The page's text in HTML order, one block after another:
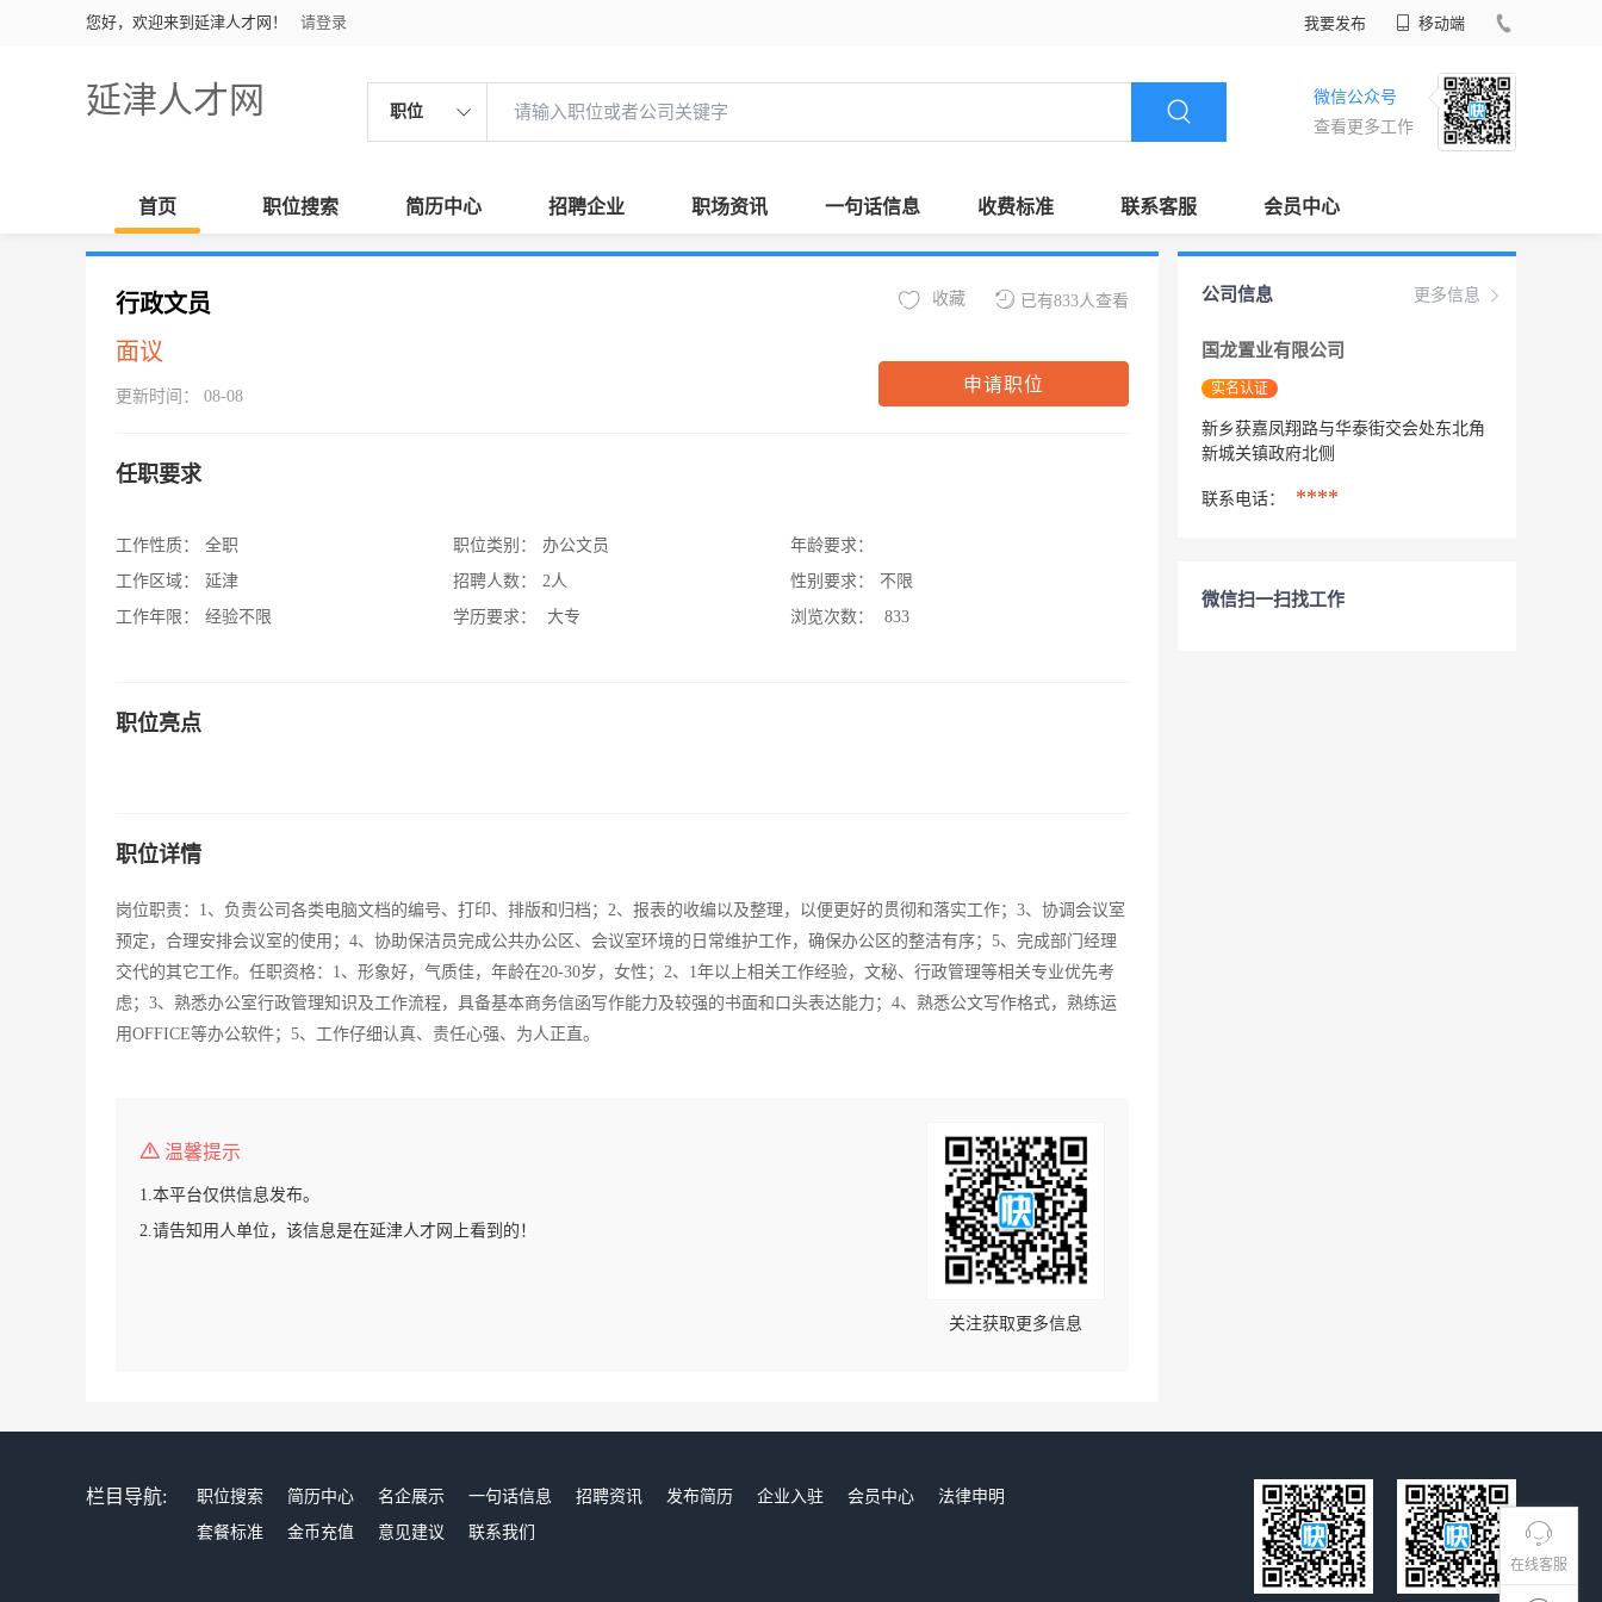
您好，欢迎来到延津人才网！ 请登录 我要发布 移动端
延津人才网 职位
微信公众号
查看更多工作
首页 职位搜索 简历中心 招聘企业 职场资讯 一句话信息 收费标准 联系客服 会员中心
在线客服
行政文员
面议
更新时间： 08-08
已有833人查看
收藏
申请职位
任职要求
工作性质：
全职
工作区域：
延津
工作年限：
经验不限
职位类别：
办公文员
招聘人数：
2人
学历要求：
大专
年龄要求：
性别要求：
不限
浏览次数：
833
职位亮点
职位详情
岗位职责：1、负责公司各类电脑文档的编号、打印、排版和归档；2、报表的收编以及整理，以便更好的贯彻和落实工作；3、协调会议室
预定，合理安排会议室的使用；4、协助保洁员完成公共办公区、会议室环境的日常维护工作，确保办公区的整洁有序；5、完成部门经理
交代的其它工作。任职资格：1、形象好，气质佳，年龄在20-30岁，女性；2、1年以上相关工作经验，文秘、行政管理等相关专业优先考
虑；3、熟悉办公室行政管理知识及工作流程，具备基本商务信函写作能力及较强的书面和口头表达能力；4、熟悉公文写作格式，熟练运
用OFFICE等办公软件；5、工作仔细认真、责任心强、为人正直。
温馨提示
1.本平台仅供信息发布。
2.请告知用人单位，该信息是在延津人才网上看到的！
关注获取更多信息
更多信息
公司信息
国龙置业有限公司
实名认证
新乡获嘉凤翔路与华泰街交会处东北角
新城关镇政府北侧
联系电话： ****
微信扫一扫找工作
栏目导航: 职位搜索 简历中心 名企展示 一句话信息 招聘资讯 发布简历 企业入驻 会员中心
法律申明
套餐标准
金币充值 意见建议 联系我们